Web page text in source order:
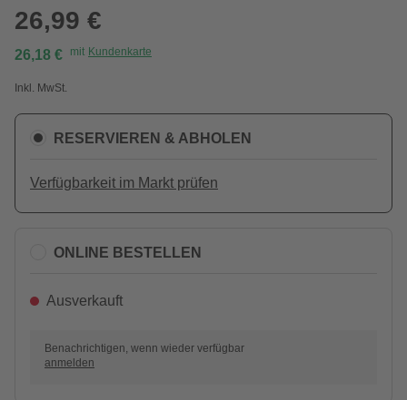
26,99 €
26,18 € mit Kundenkarte
Inkl. MwSt.
RESERVIEREN & ABHOLEN
Verfügbarkeit im Markt prüfen
ONLINE BESTELLEN
Ausverkauft
Benachrichtigen, wenn wieder verfügbar
anmelden